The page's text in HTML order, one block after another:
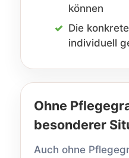
können
Die
individuell
Ohne
besonderer
Auch ohne